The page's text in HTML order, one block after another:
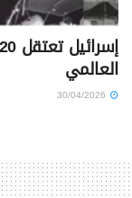
العالمي